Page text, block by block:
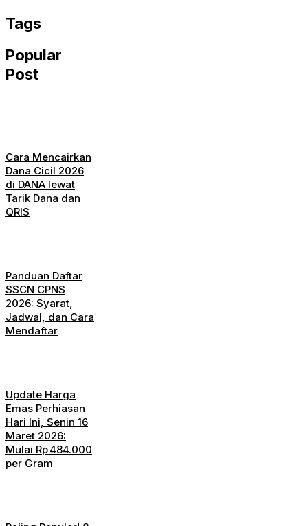
Tags
Popular
Post
Cara Mencairkan
Dana Cicil 2026
di DANA lewat
Tarik Dana dan
QRIS
Panduan Daftar
SSCN CPNS
2026: Syarat,
Jadwal, dan Cara
Mendaftar
Update Harga
Emas Perhiasan
Hari Ini, Senin 16
Maret 2026:
Mulai Rp 484.000
per Gram